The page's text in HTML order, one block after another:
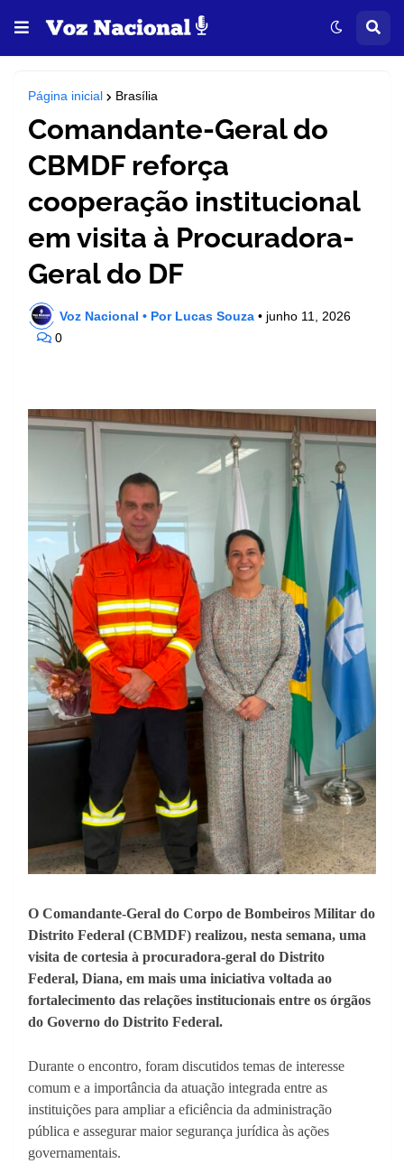
Página inicial Brasília
Comandante-Geral do
CBMDF reforça
cooperação institucional
em visita à Procuradora-
Geral do DF
Voz Nacional • Por Lucas Souza • junho 11, 2026
0
O Comandante-Geral do Corpo de Bombeiros Militar do
Distrito Federal (CBMDF) realizou, nesta semana, uma
visita de cortesia à procuradora-geral do Distrito
Federal, Diana, em mais uma iniciativa voltada ao
fortalecimento das relações institucionais entre os órgãos
do Governo do Distrito Federal.
Durante o encontro, foram discutidos temas de interesse
comum e a importância da atuação integrada entre as
instituições para ampliar a eficiência da administração
pública e assegurar maior segurança jurídica às ações
governamentais.